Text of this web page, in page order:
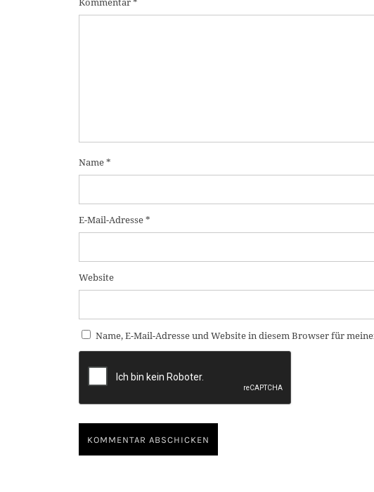
Name*
E-Mail-Adresse*
Website
Name, E-Mail-Adresse und Website in diesem Browser für